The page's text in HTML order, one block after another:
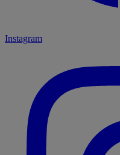
Instagram